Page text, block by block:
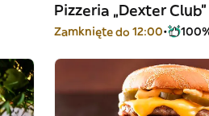
Pizzeria „Dexter Club”
Zamknięte do 12:00